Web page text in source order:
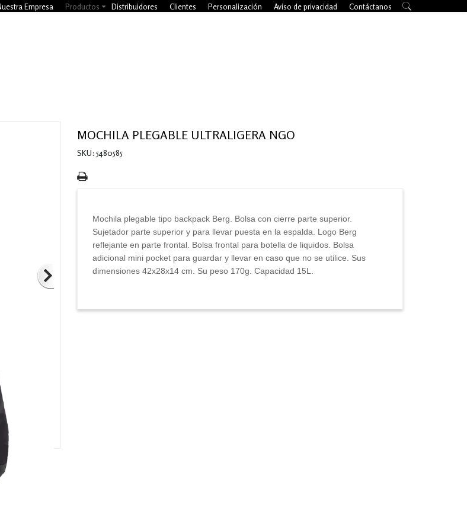
Empresa Productos Distribuidores Clientes Personalización Aviso de privacidad Contáctanos
MOCHILA PLEGABLE ULTRALIGERA NGO
SKU: 5480585
Mochila plegable tipo backpack Berg. Bolsa con cierre parte superior.
Sujetador parte superior y para llevar puesta en la espalda. Logo Berg
reflejante en parte frontal. Bolsa frontal para botella de liquidos. Bolsa
adicional mini pocket para guardar y llevar en caso que no se utilice. Sus
dimensiones 42x28x14 cm. Su peso 170g. Capacidad 15L.